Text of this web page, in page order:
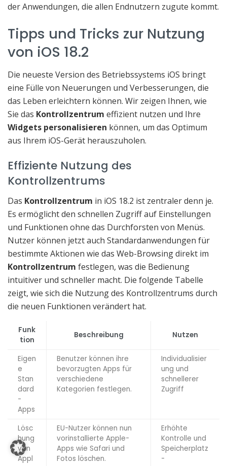
der Anwendungen, die allen Endnutzern zugute kommt.
Tipps und Tricks zur Nutzung
von iOS 18.2
Die neueste Version des Betriebssystems iOS bringt
eine Fülle von Neuerungen und Verbesserungen, die
das Leben erleichtern können. Wir zeigen Ihnen, wie
Sie das Kontrollzentrum effizient nutzen und Ihre
Widgets personalisieren können, um das Optimum
aus Ihrem iOS-Gerät herauszuholen.
Effiziente Nutzung des
Kontrollzentrums
Das Kontrollzentrum in iOS 18.2 ist zentraler denn je.
Es ermöglicht den schnellen Zugriff auf Einstellungen
und Funktionen ohne das Durchforsten von Menüs.
Nutzer können jetzt auch Standardanwendungen für
bestimmte Aktionen wie das Web-Browsing direkt im
Kontrollzentrum festlegen, was die Bedienung
intuitiver und schneller macht. Die folgende Tabelle
zeigt, wie sich die Nutzung des Kontrollzentrums durch
die neuen Funktionen verändert hat.
Funk
tion
Beschreibung Nutzen
Eigen
e
Stan
dard
-
Apps
Benutzer können ihre
bevorzugten Apps für
verschiedene
Kategorien festlegen.
Individualisier
ung und
schnellerer
Zugriff
Lösc
hung
von
Appl
EU-Nutzer können nun
vorinstallierte Apple-
Apps wie Safari und
Fotos löschen.
Erhöhte
Kontrolle und
Speicherplatz
-